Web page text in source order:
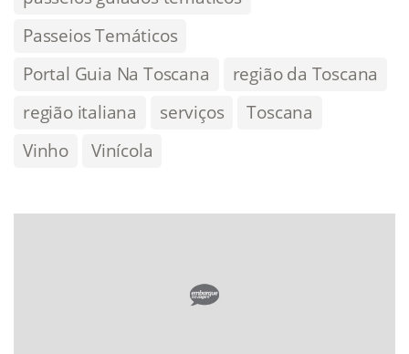
Passeios Temáticos
Portal Guia Na Toscana
região da Toscana
região italiana
serviços
Toscana
Vinho
Vinícola